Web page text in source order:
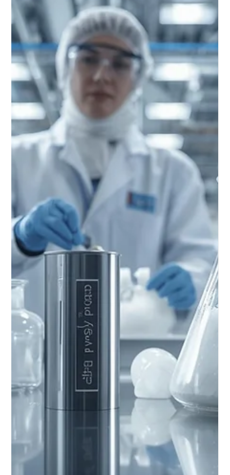
Emily Othenin
4 min de lecture
Chimiques
Application de la soude caustique
(hydroxyde de sodium) dans la
récupération des métaux précieux à
partir des déchets électroniques
Récupération efficace des métaux précieux des E-déchets grâce à la
soude caustique : prétraitement, séparation sélective et